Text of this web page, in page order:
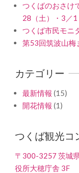
つくばのおさけ
28（土）・3／1
つくば市民モニ
第53回筑波山
カテゴリー
最新情報 (15)
開花情報 (1)
つくば観光コ
〒300-3257 茨城
役所大穂庁舎 3F